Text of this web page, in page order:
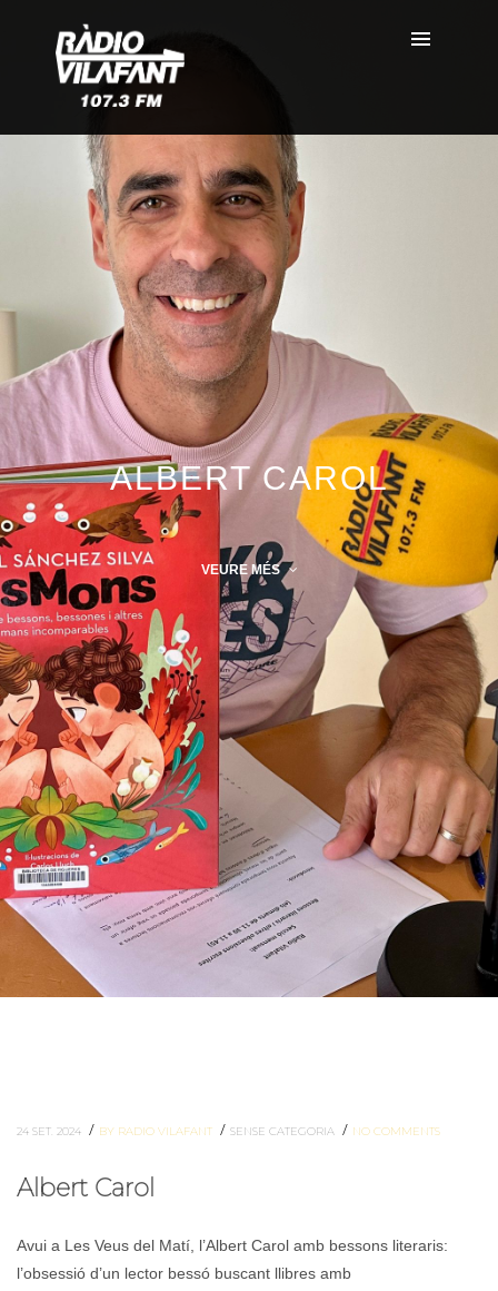
ALBERT CAROL
VEURE MÉS
24 SET. 2024 / BY RADIO VILAFANT / SENSE CATEGORIA / NO COMMENTS
Albert Carol
Avui a Les Veus del Matí, l’Albert Carol amb bessons literaris:
l’obsessió d’un lector bessó buscant llibres amb